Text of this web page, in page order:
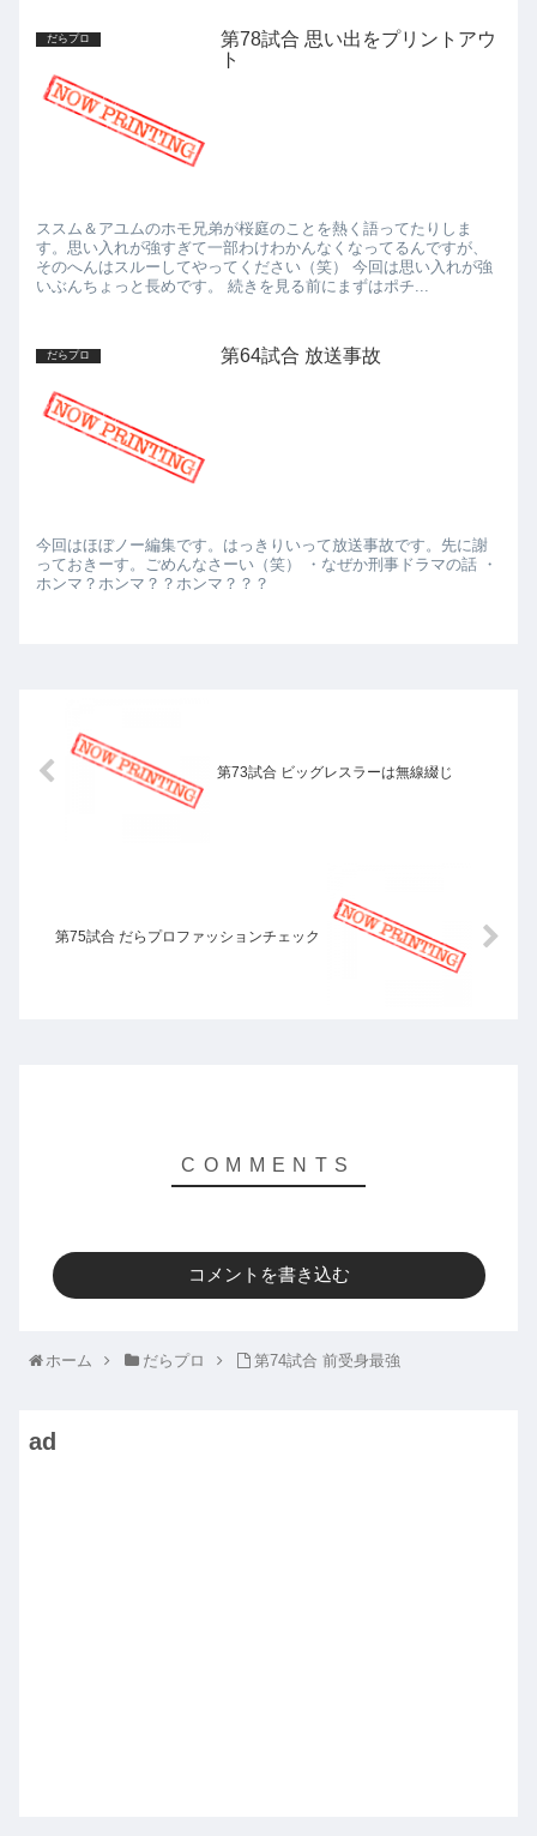
だらプロ
第78試合 思い出をプリントアウ
ト
ススム＆アユムのホモ兄弟が桜庭のことを熱く語ってたりしま
す。思い入れが強すぎて一部わけわかんなくなってるんですが、
そのへんはスルーしてやってください（笑） 今回は思い入れが強
いぶんちょっと長めです。 続きを見る前にまずはポチ...
だらプロ 第64試合 放送事故
今回はほぼノー編集です。はっきりいって放送事故です。先に謝
っておきーす。ごめんなさーい（笑） ・なぜか刑事ドラマの話 ・
ホンマ？ホンマ？？ホンマ？？？
第73試合 ビッグレスラーは無線綴じ
第75試合 だらプロファッションチェック
コメントを書き込む
ホーム だらプロ 第74試合 前受身最強
ad